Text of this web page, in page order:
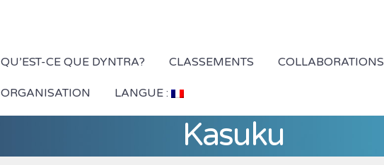
QU’EST-CE QUE DYNTRA? CLASSEMENTS COLLABORATIONS
ORGANISATION LANGUE :
Kasuku